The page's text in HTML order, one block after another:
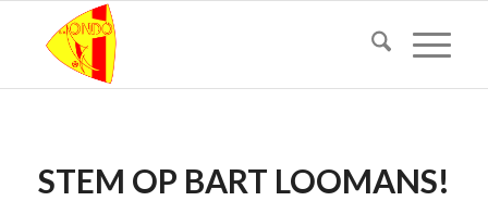
STEM OP BART LOOMANS!